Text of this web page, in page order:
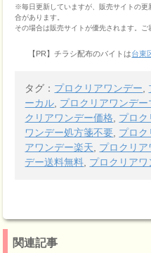
※毎日更新していますが、販売サイトの
合があります。
その場合は販売サイトが優先されます。ご
【PR】チラシ配布のバイトは台東
タグ： プロクリアワンデー
ーカル プロクリアワンデ
クリアワンデー価格
プロク
ワンデー処方箋不要 プロク
アワンデー楽天
プロクリ
デー送料無料 プロクリアワ
関連記事